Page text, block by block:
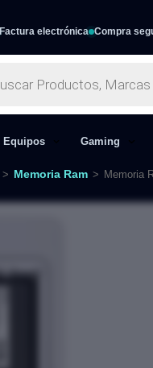
Factura electrónica Compra
Equipos Gaming
> Memoria Ram > Memoria